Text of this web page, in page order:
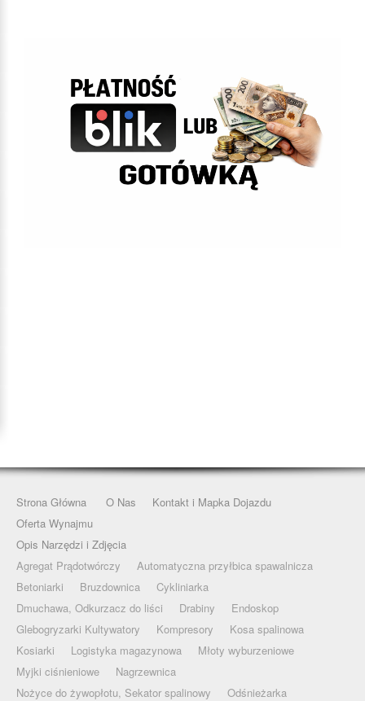
Strona Główna O Nas
Kontakt i Mapka Dojazdu
Oferta Wynajmu
Opis Narzędzi i Zdjęcia
Agregat Prądotwórczy
Automatyczna przyłbica spawalnicza
Betoniarki
Bruzdownica
Cykliniarka
Dmuchawa, Odkurzacz do liści
Drabiny
Endoskop
Glebogryzarki Kultywatory
Kompresory
Kosa spalinowa
Kosiarki
Logistyka magazynowa
Młoty wyburzeniowe
Myjki ciśnieniowe
Nagrzewnica
Nożyce do żywopłotu, Sekator spalinowy
Odśnieżarka